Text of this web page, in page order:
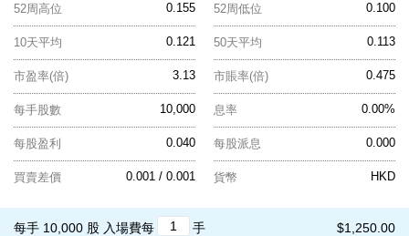
0.155
52周高位 0.100
52周低位
0.121
10天平均 0.113
50天平均
3.13
市盈率(倍) 0.475
市賬率(倍)
10,000
每手股數 0.00%
息率
0.040
每股盈利 0.000
每股派息
0.001 / 0.001
買賣差價 HKD
貨幣
$1,250.00
每手 10,000 股 入場費每 手